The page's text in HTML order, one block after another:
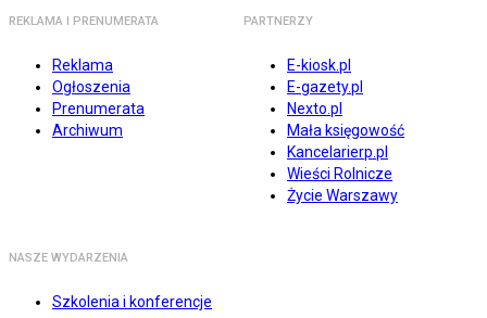
REKLAMA I PRENUMERATA
Reklama
Ogłoszenia
Prenumerata
Archiwum
PARTNERZY
E-kiosk.pl
E-gazety.pl
Nexto.pl
Mała księgowość
Kancelarierp.pl
Wieści Rolnicze
Życie Warszawy
NASZE WYDARZENIA
Szkolenia i konferencje